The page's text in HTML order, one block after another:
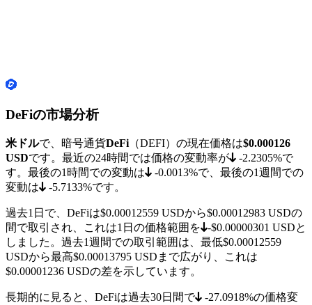
DeFiの市場分析
米ドルで、暗号通貨DeFi （DEFI）の現在価格は$0.000126
USDです。最近の24時間では価格の変動率が -2.2305%で
す。最後の1時間での変動は
-0.0013%で、最後の1週間での
変動は
-5.7133%です。
過去1日で、DeFiは$0.00012559 USDから$0.00012983 USDの
間で取引され、これは1日の価格範囲を
-$0.00000301 USDと
しました。過去1週間での取引範囲は、最低$0.00012559
USDから最高$0.00013795 USDまで広がり、これは
$0.00001236 USDの差を示しています。
長期的に見ると、DeFiは過去30日間で -27.0918%の価格変